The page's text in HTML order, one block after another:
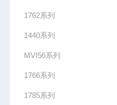
1762系列
1440系列
MVI56系列
1766系列
1785系列